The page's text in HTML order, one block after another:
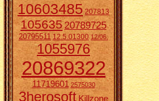
10603485 207813
10563520789725
20795511 12.5.01300 12/06.
1055976
20869322
11719601 2575030
3herosoft Killzone